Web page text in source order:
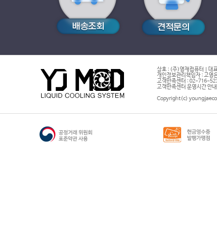
상호 : (주)영재컴퓨터 | 대
개인정보관리책임자 : 고영
고객만족센터 : 02-716-
고객만족센터 운영시간 안
Copyright(c)